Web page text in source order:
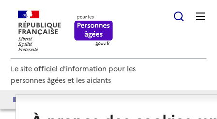
RÉPUBLIQUE
FRANÇAISE
Le site officiel d'information pour les
personnes âgées et les aidants